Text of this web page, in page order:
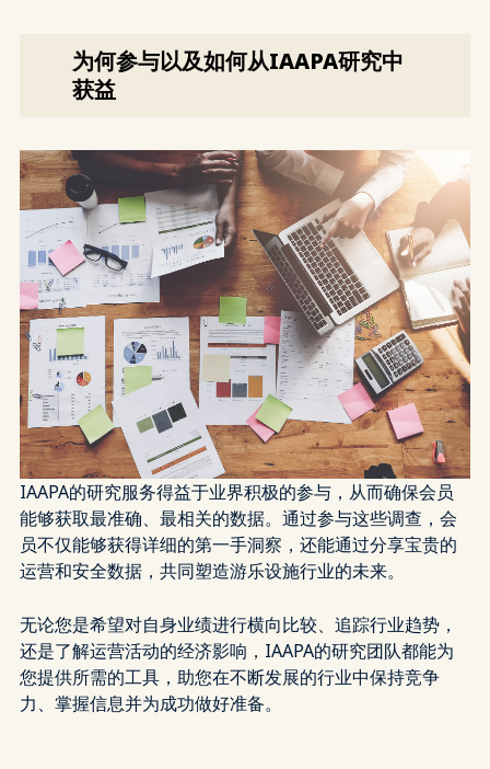
为何参与以及如何从IAAPA研究中
获益
IAAPA的研究服务得益于业界积极的参与，从而确保会员
能够获取最准确、最相关的数据。通过参与这些调查，会
员不仅能够获得详细的第一手洞察，还能通过分享宝贵的
运营和安全数据，共同塑造游乐设施行业的未来。
无论您是希望对自身业绩进行横向比较、追踪行业趋势，
还是了解运营活动的经济影响，IAAPA的研究团队都能为
您提供所需的工具，助您在不断发展的行业中保持竞争
力、掌握信息并为成功做好准备。